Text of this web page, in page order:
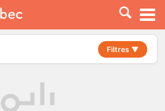
Filtres ▼